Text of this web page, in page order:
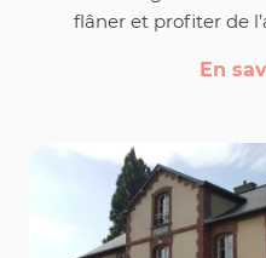
flâner et profiter de
En